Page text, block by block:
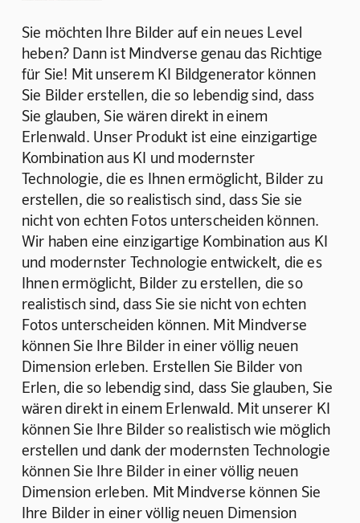
Sie möchten Ihre Bilder auf ein neues Level
heben? Dann ist Mindverse genau das Richtige
für Sie! Mit unserem KI Bildgenerator können
Sie Bilder erstellen, die so lebendig sind, dass
Sie glauben, Sie wären direkt in einem
Erlenwald. Unser Produkt ist eine einzigartige
Kombination aus KI und modernster
Technologie, die es Ihnen ermöglicht, Bilder zu
erstellen, die so realistisch sind, dass Sie sie
nicht von echten Fotos unterscheiden können.
Wir haben eine einzigartige Kombination aus KI
und modernster Technologie entwickelt, die es
Ihnen ermöglicht, Bilder zu erstellen, die so
realistisch sind, dass Sie sie nicht von echten
Fotos unterscheiden können. Mit Mindverse
können Sie Ihre Bilder in einer völlig neuen
Dimension erleben. Erstellen Sie Bilder von
Erlen, die so lebendig sind, dass Sie glauben, Sie
wären direkt in einem Erlenwald. Mit unserer KI
können Sie Ihre Bilder so realistisch wie möglich
erstellen und dank der modernsten Technologie
können Sie Ihre Bilder in einer völlig neuen
Dimension erleben. Mit Mindverse können Sie
Ihre Bilder in einer völlig neuen Dimension